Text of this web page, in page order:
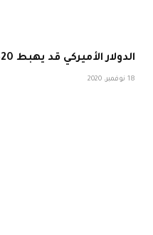
الدولار الأميركي قد يهبط 20% في عام 2021
18 نوفمبر، 2020